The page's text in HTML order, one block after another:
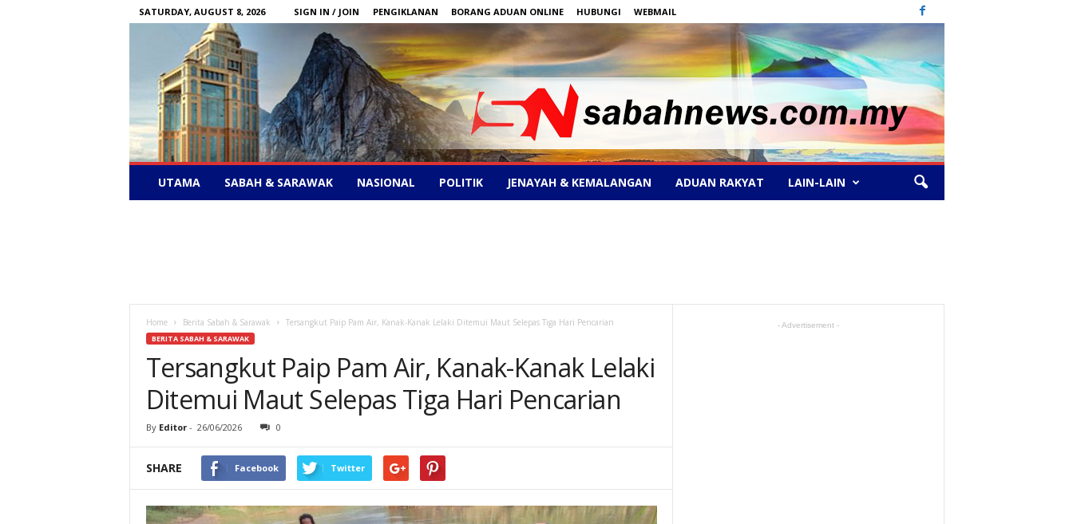
SATURDAY, AUGUST 8, 2026 SIGN IN / JOIN PENGIKLANAN BORANG ADUAN ONLINE HUBUNGI WEBMAIL
–
UTAMA SABAH & SARAWAK NASIONAL POLITIK JENAYAH & KEMALANGAN ADUAN RAKYAT LAIN-LAIN
Home Berita Sabah & Sarawak Tersangkut Paip Pam Air, Kanak-Kanak Lelaki Ditemui Maut Selepas Tiga Hari Pencarian
BERITA SABAH & SARAWAK
Tersangkut Paip Pam Air, Kanak-Kanak Lelaki
Ditemui Maut Selepas Tiga Hari Pencarian
By Editor- 26/06/2026 0
SHARE Facebook Twitter
- Advertisement -